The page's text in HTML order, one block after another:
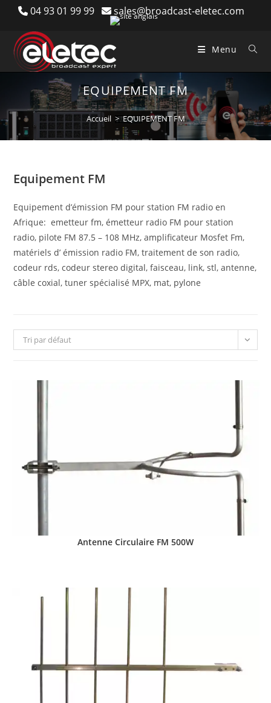
content
04 93 01 99 99 sales@broadcast-eletec.com
Menu
EQUIPEMENT FM
Accueil > EQUIPEMENT FM
Equipement FM
Equipement d’émission FM pour station FM radio en
Afrique: emetteur fm, émetteur radio FM pour station
radio, pilote FM 87.5 – 108 MHz, amplificateur Mosfet Fm,
matériels d’ émission radio FM, traitement de son radio,
codeur rds, codeur stereo digital, faisceau, link, stl, antenne,
câble coxial, tuner spécialisé MPX, mat, pylone
Tri par défaut
Antenne Circulaire FM 500W